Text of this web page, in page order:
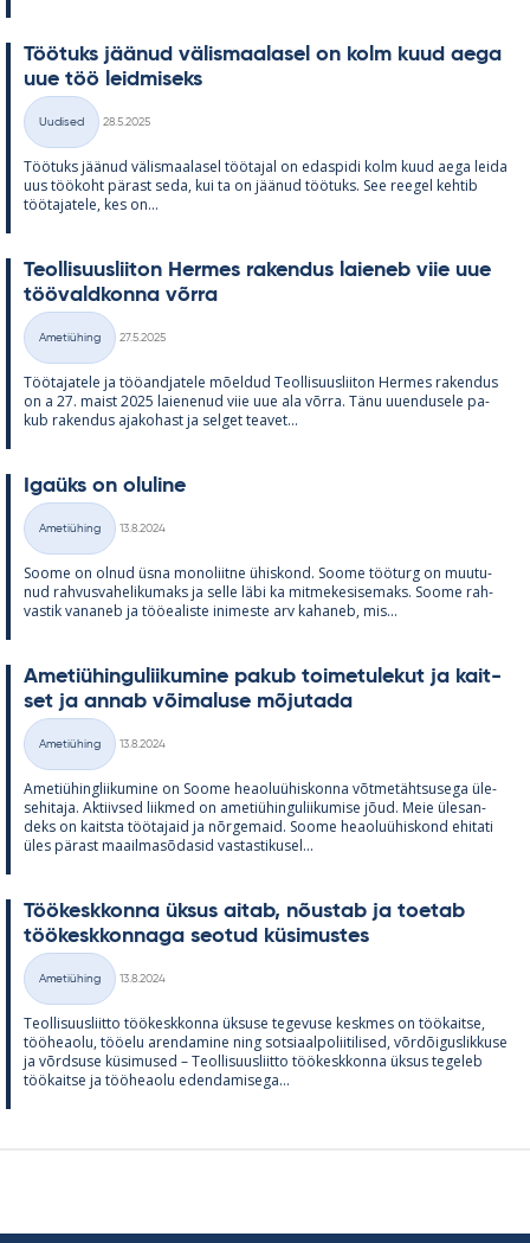
Töö­tuks jää­nud vä­lis­maa­la­sel on kolm kuud aega
uue töö leid­mi­seks
Kategooriad
Uudised
28.5.2025
Töö­tuks jää­nud vä­lis­maa­la­sel töö­ta­jal on edas­pidi kolm kuud aega leida
uus töö­koht pä­rast seda, kui ta on jää­nud töö­tuks. See ree­gel keh­tib
töö­ta­ja­tele, kes on...
Teol­li­suus­lii­ton Her­mes ra­ken­dus lai­e­neb viie uue
töö­vald­konna võrra
Kategooriad
Ametiühing
27.5.2025
Töö­ta­ja­tele ja töö­and­ja­tele mõel­dud Teol­li­suus­lii­ton Her­mes ra­ken­dus
on a 27. maist 2025 lai­e­ne­nud viie uue ala võrra. Tänu uu­en­dusele pa­
kub ra­ken­dus aja­ko­hast ja sel­get tea­vet...
Igaüks on olu­line
Kategooriad
Ametiühing
13.8.2024
Soome on ol­nud üsna mo­no­liitne ühis­kond. Soome töö­turg on muu­tu­
nud rah­vus­va­he­li­ku­maks ja selle läbi ka mit­me­ke­si­se­maks. Soome rah­
vas­tik va­na­neb ja töö­ea­liste ini­meste arv ka­ha­neb, mis...
Ame­tiü­hin­gu­lii­ku­mine pa­kub toi­me­tu­le­kut ja kait­
set ja an­nab või­ma­luse mõ­ju­tada
Kategooriad
Ametiühing
13.8.2024
Ame­tiü­hinglii­ku­mine on Soome heao­luü­his­konna võt­me­täht­susega üle­
se­hi­taja. Ak­tiiv­sed liik­med on ame­tiü­hin­gu­lii­ku­mise jõud. Meie üle­san­
deks on kaitsta töö­ta­jaid ja nõr­ge­maid. Soome heao­luü­his­kond ehi­tati
üles pä­rast maa­il­masõ­da­sid vas­tas­ti­kusel...
Töö­kesk­konna ük­sus ai­tab, nõus­tab ja toe­tab
töö­kesk­kon­naga seo­tud kü­si­mus­tes
Kategooriad
Ametiühing
13.8.2024
Teol­li­suus­liitto töö­kesk­konna ük­suse te­ge­vuse kesk­mes on töö­kaitse,
töö­heaolu, töö­elu aren­da­mine ning sot­si­aal­po­lii­ti­li­sed, võrdõi­gus­lik­kuse
ja võrd­suse kü­si­mused – Teol­li­suus­liitto töö­kesk­konna ük­sus te­ge­leb
töö­kaitse ja töö­heaolu eden­da­mi­sega...